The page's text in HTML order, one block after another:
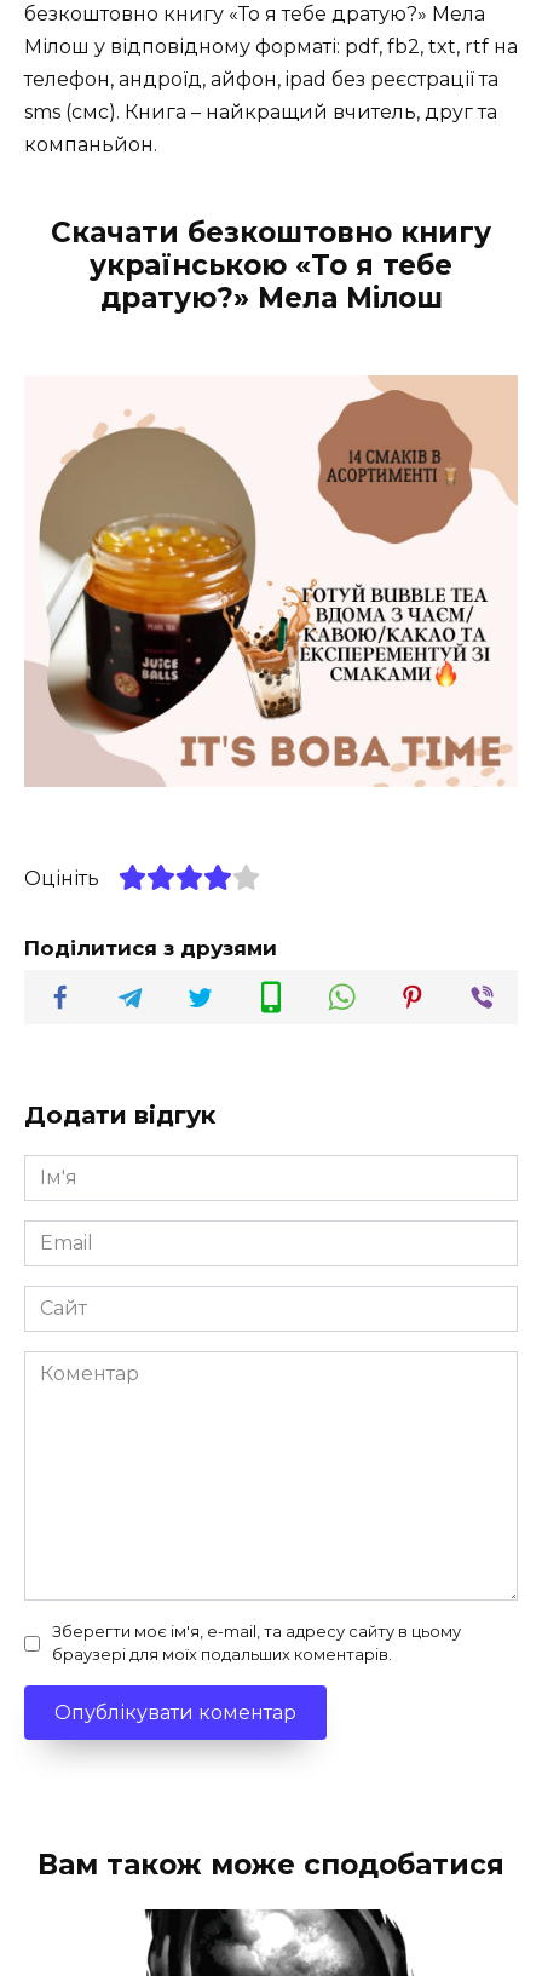
безкоштовно книгу «То я тебе дратую?» Мела
Мілош у відповідному форматі: pdf, fb2, txt, rtf на
телефон, андроїд, айфон, ipad без реєстрації та
sms (смс). Книга – найкращий вчитель, друг та
компаньйон.
Скачати безкоштовно книгу
українською «То я тебе
дратую?» Мела Мілош
Оцініть
Поділитися з друзями
Додати відгук
Ім'я
*
Email
*
Сайт
Коментар
Зберегти моє ім'я, e-mail, та адресу сайту в цьому
браузері для моїх подальших коментарів.
Вам також може сподобатися